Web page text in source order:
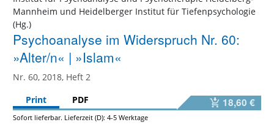
Mannheim und Heidelberger Institut für Tiefenpsychologie
(Hg.)
Psychoanalyse im Widerspruch Nr. 60:
»Alter/n« | »Islam«
Nr. 60, 2018, Heft 2
Print
PDF 18,60 €
Sofort lieferbar. Lieferzeit (D): 4-5 Werktage